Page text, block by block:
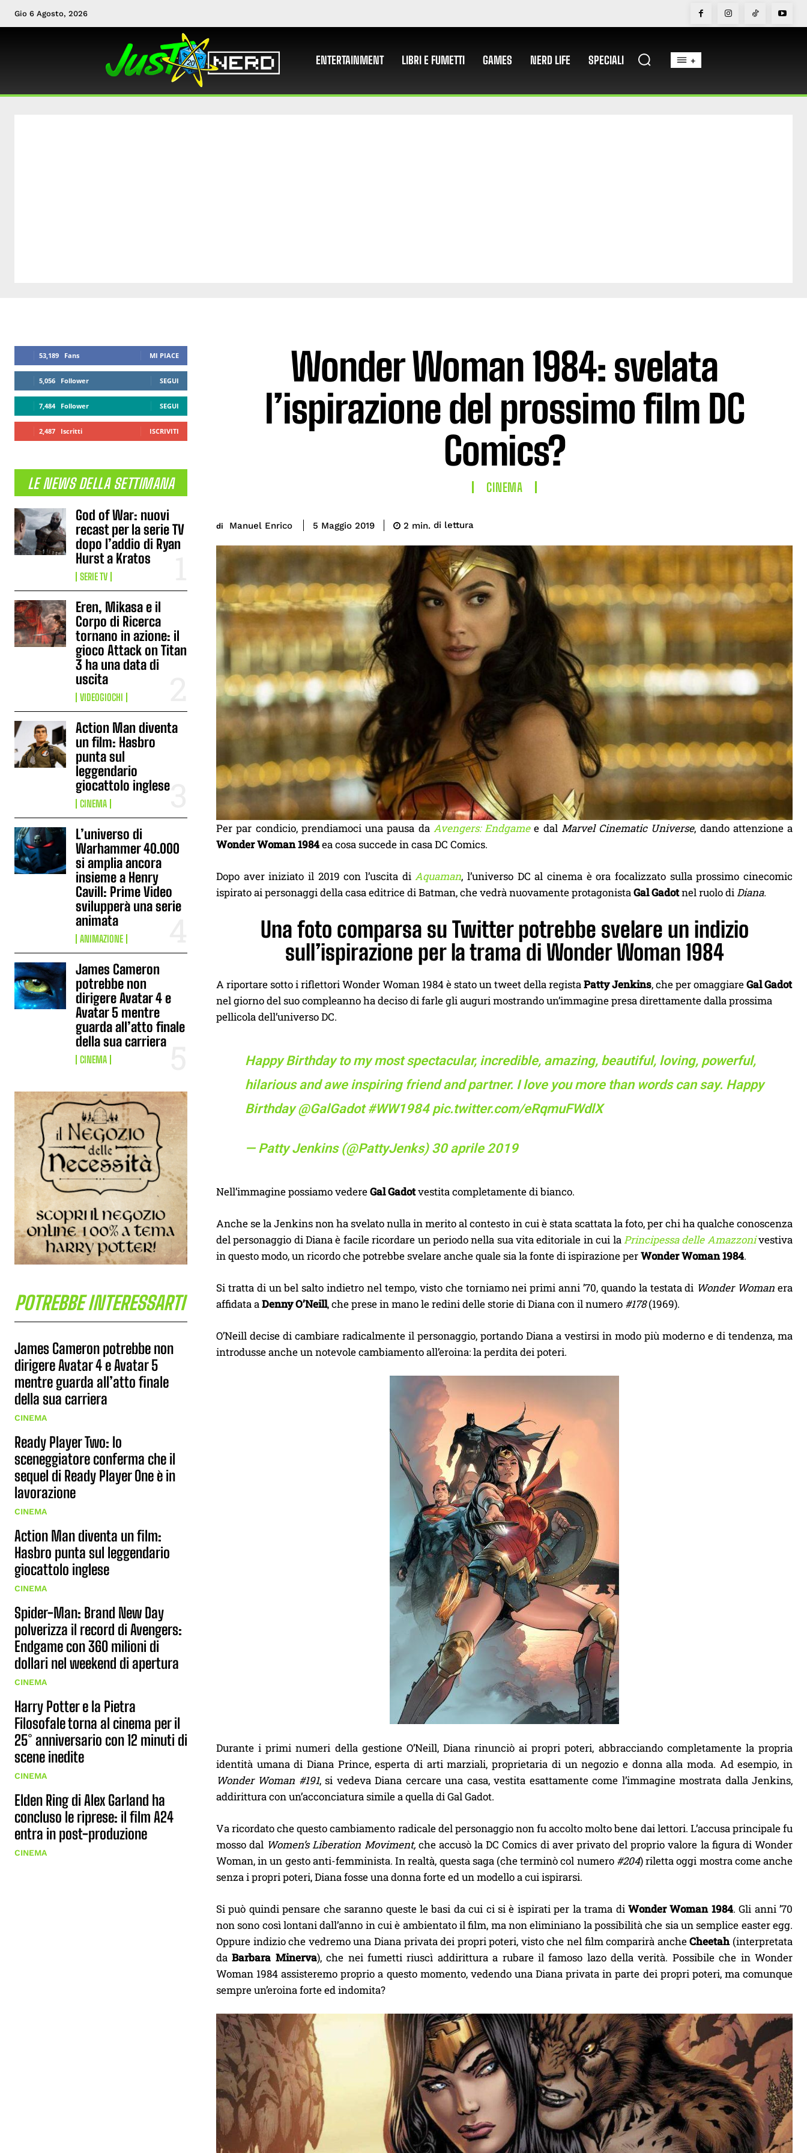
Gio 6 Agosto, 2026
ENTERTAINMENT LIBRI E FUMETTI GAMES NERD LIFE SPECIALI +
53,189 Fans MI PIACE
5,056 Follower SEGUI
7,484 Follower SEGUI
2,487 Iscritti ISCRIVITI
LE NEWS DELLA SETTIMANA
God of War: nuovi
recast per la serie TV
dopo l’addio di Ryan
Hurst a Kratos
SERIE TV
Eren, Mikasa e il
Corpo di Ricerca
tornano in azione: il
gioco Attack on Titan
3 ha una data di
uscita
VIDEOGIOCHI
Action Man diventa
un film: Hasbro
punta sul
leggendario
giocattolo inglese
CINEMA
L’universo di
Warhammer 40.000
si amplia ancora
insieme a Henry
Cavill: Prime Video
svilupperà una serie
animata
ANIMAZIONE
James Cameron
potrebbe non
dirigere Avatar 4 e
Avatar 5 mentre
guarda all’atto finale
della sua carriera
CINEMA
POTREBBE INTERESSARTI
James Cameron potrebbe non
dirigere Avatar 4 e Avatar 5
mentre guarda all’atto finale
della sua carriera
CINEMA
Ready Player Two: lo
sceneggiatore conferma che il
sequel di Ready Player One è in
lavorazione
CINEMA
Action Man diventa un film:
Hasbro punta sul leggendario
giocattolo inglese
CINEMA
Spider-Man: Brand New Day
polverizza il record di Avengers:
Endgame con 360 milioni di
dollari nel weekend di apertura
CINEMA
Harry Potter e la Pietra
Filosofale torna al cinema per il
25° anniversario con 12 minuti di
scene inedite
CINEMA
Elden Ring di Alex Garland ha
concluso le riprese: il film A24
entra in post-produzione
CINEMA
Wonder Woman 1984: svelata
l’ispirazione del prossimo film DC
Comics?
CINEMA
di Manuel Enrico 5 Maggio 2019 2 min. di lettura
Per par condicio, prendiamoci una pausa da Avengers: Endgamee dal Marvel Cinematic Universe, dando attenzione a
Wonder Woman 1984ea cosa succede in casa DC Comics.
Dopo aver iniziato il 2019 con l’uscita diAquaman, l’universo DC al cinema è ora focalizzato sulla prossimo cinecomic
ispirato ai personaggi della casa editrice di Batman, che vedrà nuovamente protagonistaGal Gadotnel ruolo diDiana.
Una foto comparsa su Twitter potrebbe svelare un indizio
sull’ispirazione per la trama di Wonder Woman 1984
A riportare sotto i riflettori Wonder Woman 1984 è stato un tweet della registaPatty Jenkins, che per omaggiareGal Gadot
nel giorno del suo compleanno ha deciso di farle gli auguri mostrando un’immagine presa direttamente dalla prossima
pellicola dell’universo DC.
Happy Birthday to my most spectacular, incredible, amazing, beautiful, loving, powerful,
hilarious and awe inspiring friend and partner. I love you more than words can say. Happy
Birthday@GalGadot #WW1984 pic.twitter.com/eRqmuFWdlX
— Patty Jenkins (@PattyJenks) 30 aprile 2019
Nell’immagine possiamo vedereGal Gadotvestita completamente di bianco.
Anche se la Jenkins non ha svelato nulla in merito al contesto in cui è stata scattata la foto, per chi ha qualche conoscenza
del personaggio di Diana è facile ricordare un periodo nella sua vita editoriale in cui laPrincipessa delle Amazzonivestiva
in questo modo, un ricordo che potrebbe svelare anche quale sia la fonte di ispirazione perWonder Woman 1984.
Si tratta di un bel salto indietro nel tempo, visto che torniamo nei primi anni ’70, quando la testata di Wonder Woman era
affidata aDenny O’Neill, che prese in mano le redini delle storie di Diana con il numero #178(1969).
O’Neill decise di cambiare radicalmente il personaggio, portando Diana a vestirsi in modo più moderno e di tendenza, ma
introdusse anche un notevole cambiamento all’eroina: la perdita dei poteri.
Durante i primi numeri della gestione O’Neill, Diana rinunciò ai propri poteri, abbracciando completamente la propria
identità umana di Diana Prince, esperta di arti marziali, proprietaria di un negozio e donna alla moda. Ad esempio, in
Wonder Woman #191, si vedeva Diana cercare una casa, vestita esattamente come l’immagine mostrata dalla Jenkins,
addirittura con un’acconciatura simile a quella di Gal Gadot.
Va ricordato che questo cambiamento radicale del personaggio non fu accolto molto bene dai lettori. L’accusa principale fu
mosso dal Women’s Liberation Moviment,che accusò la DC Comics di aver privato del proprio valore la figura di Wonder
Woman, in un gesto anti-femminista. In realtà, questa saga (che terminò col numero #204) riletta oggi mostra come anche
senza i propri poteri, Diana fosse una donna forte ed un modello a cui ispirarsi.
Si può quindi pensare che saranno queste le basi da cui ci si è ispirati per la trama di Wonder Woman 1984. Gli anni ’70
non sono così lontani dall’anno in cui è ambientato il film, ma non eliminiano la possibilità che sia un semplice easter egg.
Oppure indizio che vedremo una Diana privata dei propri poteri, visto che nel film comparirà ancheCheetah(interpretata
daBarbara Minerva), che nei fumetti riuscì addirittura a rubare il famoso lazo della verità. Possibile che in Wonder
Woman 1984 assisteremo proprio a questo momento, vedendo una Diana privata in parte dei propri poteri, ma comunque
sempre un’eroina forte ed indomita?